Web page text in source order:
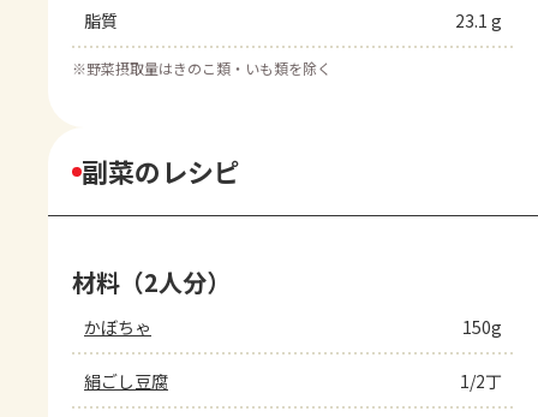
脂質 23.1 g
※野菜摂取量はきのこ類・いも類を除く
副菜のレシピ
材料（2人分）
かぼちゃ 150g
絹ごし豆腐 1/2丁